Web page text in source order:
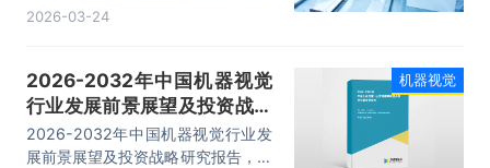
规模呈现高速增长态势。机器视觉在
反应极限，能适应高危、高重复性工
作环境；标准化算法输出可量化的检
测结果，有效避免了人为主观偏差。
2025年中国机器视觉行业市场规模
2026-03-24
2026-2032年中国机器视觉
行业发展前景展望及投资战略
研究报告
2026-2032年中国机器视觉行业发
展前景展望及投资战略研究报告，主
机器视觉